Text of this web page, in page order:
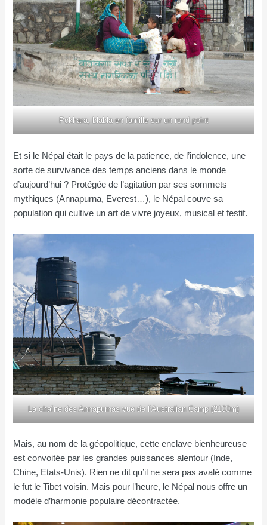
Pokhara, blabla en famille sur un rond point
Et si le Népal était le pays de la patience, de l’indolence, une
sorte de survivance des temps anciens dans le monde
d’aujourd’hui ? Protégée de l’agitation par ses sommets
mythiques (Annapurna, Everest…), le Népal couve sa
population qui cultive un art de vivre joyeux, musical et festif.
La chaîne des Annapurnas vue de l’Australian Camp (2100m)
Mais, au nom de la géopolitique, cette enclave bienheureuse
est convoitée par les grandes puissances alentour (Inde,
Chine, Etats-Unis). Rien ne dit qu’il ne sera pas avalé comme
le fut le Tibet voisin. Mais pour l’heure, le Népal nous offre un
modèle d’harmonie populaire décontractée.